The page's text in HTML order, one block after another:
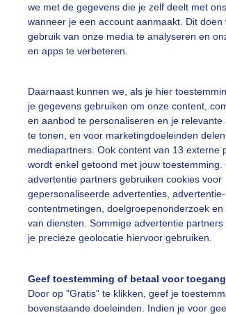
we met de gegevens die je zelf deelt met
wanneer je een account aanmaakt. Dit doen
gebruik van onze media te analyseren en
en apps te verbeteren.
Daarnaast kunnen we, als je hier
je gegevens gebruiken om onze content,
en aanbod te personaliseren en je relevante
te tonen, en voor marketingdoeleinden
mediapartners. Ook content van 13 externe
wordt enkel getoond met jouw toestemming.
advertentie partners gebruiken cookies voor
gepersonaliseerde advertenties,
contentmetingen, doelgroepenonderzoek en
van diensten. Sommige advertentie
je precieze geolocatie hiervoor gebruiken.
Geef toestemming of betaal voor toegang
Door op "Gratis" te klikken, geef je
bovenstaande doeleinden. Indien je voor
werner de vliegere Gemaakt: 19-07-2025, 50x